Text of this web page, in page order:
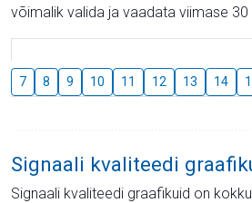
võimalik valida ja vaadata viimase 30
7 8 9 10 11 12 13 14
Signaali kvaliteedi
Signaali kvaliteedi graafikuid on